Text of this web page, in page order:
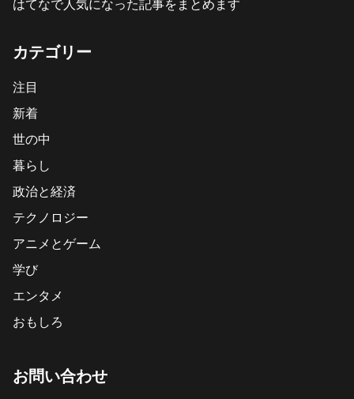
カテゴリー
注目
新着
世の中
暮らし
政治と経済
テクノロジー
アニメとゲーム
学び
エンタメ
おもしろ
お問い合わせ